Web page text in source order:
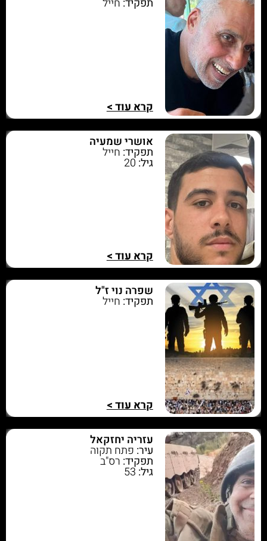
תפקיד: חייל
קרא עוד >
אושרי שמעיה
תפקיד: חייל
גיל:20
קרא עוד >
שפרה נוי ז"ל
תפקיד: חייל
קרא עוד >
עזריה יחזקאל
עיר: פתח תקוה
תפקיד: רס"ב
גיל:53